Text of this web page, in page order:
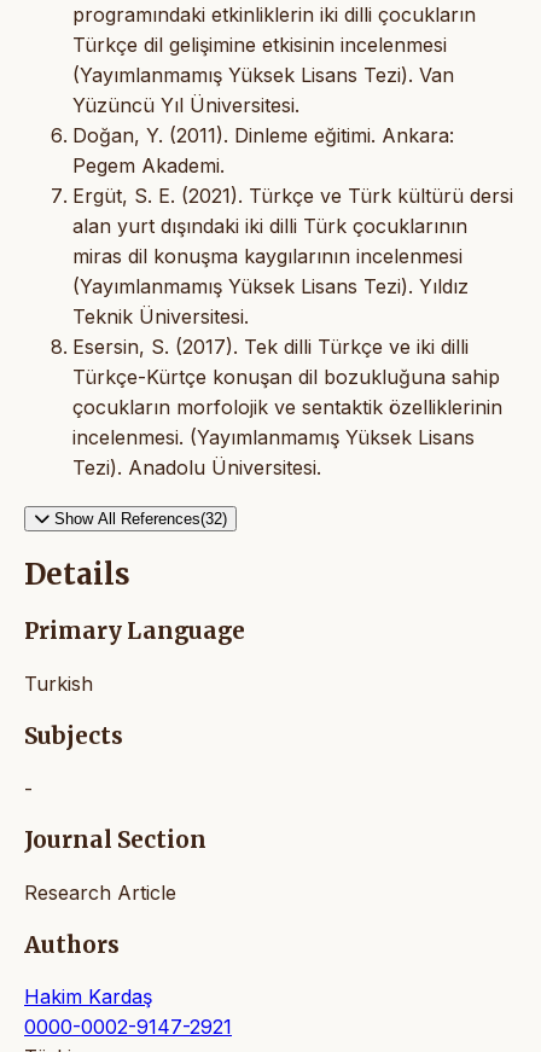
programındaki etkinliklerin iki dilli çocukların
Türkçe dil gelişimine etkisinin incelenmesi
(Yayımlanmamış Yüksek Lisans Tezi). Van
Yüzüncü Yıl Üniversitesi.
Doğan, Y. (2011). Dinleme eğitimi. Ankara:
Pegem Akademi.
Ergüt, S. E. (2021). Türkçe ve Türk kültürü dersi
alan yurt dışındaki iki dilli Türk çocuklarının
miras dil konuşma kaygılarının incelenmesi
(Yayımlanmamış Yüksek Lisans Tezi). Yıldız
Teknik Üniversitesi.
Esersin, S. (2017). Tek dilli Türkçe ve iki dilli
Türkçe-Kürtçe konuşan dil bozukluğuna sahip
çocukların morfolojik ve sentaktik özelliklerinin
incelenmesi. (Yayımlanmamış Yüksek Lisans
Tezi). Anadolu Üniversitesi.
Show All References(32)
Details
Primary Language
Turkish
Subjects
-
Journal Section
Research Article
Authors
Hakim Kardaş
0000-0002-9147-2921